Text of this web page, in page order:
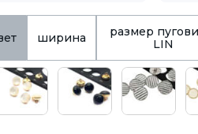
ширина
размер
LIN